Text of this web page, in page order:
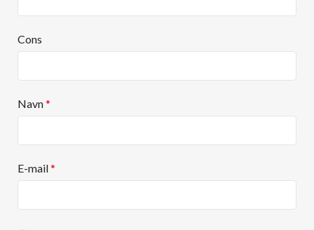
Cons
Navn*
E-mail*